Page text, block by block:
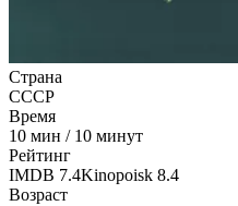
Страна
СССР
Время
10 мин / 10 минут
Рейтинг
IMDB 7.4Kinopoisk 8.4
Возраст